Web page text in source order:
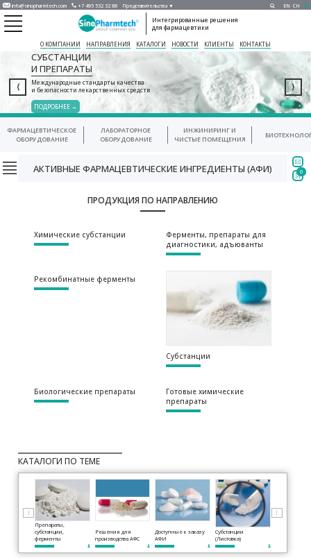
info@sinopharmtech.com +7 495 532 32 88 Представительства ▼ EN CH RU
Интегрированные решения
для фармацевтики
О КОМПАНИИ НАПРАВЛЕНИЯ КАТАЛОГИ НОВОСТИ КЛИЕНТЫ КОНТАКТЫ
⟨ ⟩
СУБСТАНЦИИ
И ПРЕПАРАТЫ
Международные стандарты качества
и безопасности лекарственных средств
ПОДРОБНЕЕ →
ФАРМАЦЕВТИЧЕСКОЕ
ОБОРУДОВАНИЕ
ЛАБОРАТОРНОЕ
ОБОРУДОВАНИЕ
ИНЖИНИРИНГ И
ЧИСТЫЕ ПОМЕЩЕНИЯ
АКТИВНЫЕ ФАРМАЦЕВТИЧЕСКИЕ ИНГРЕДИЕНТЫ (АФИ)
ПРОДУКЦИЯ ПО НАПРАВЛЕНИЮ
Химические субстанции
Ферменты, препараты для
диагностики, адъюванты
Рекомбинатные ферменты
Субстанции
Биологические препараты
Готовые химические
препараты
КАТАЛОГИ ПО ТЕМЕ
Препараты,
субстанции,
ферменты
Решения для
производства АФС
Доступные к заказу
АФИ
Субстанции
(Листовка)
0